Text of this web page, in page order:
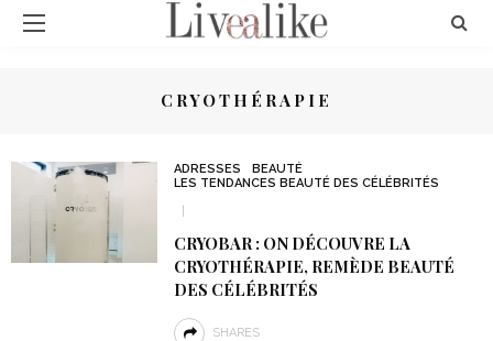
CRYOTHÉRAPIE
ADRESSES
BEAUTÉ
LES TENDANCES BEAUTÉ DES CÉLÉBRITÉS
CRYOBAR : ON DÉCOUVRE LA
CRYOTHÉRAPIE, REMÈDE BEAUTÉ
DES CÉLÉBRITÉS
SHARES